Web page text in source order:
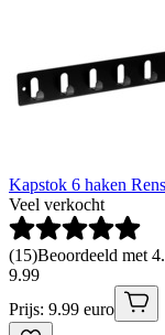
Kapstok 6 haken
Veel verkocht
(15)Beoordeeld met
9.99
Prijs: 9.99 euro